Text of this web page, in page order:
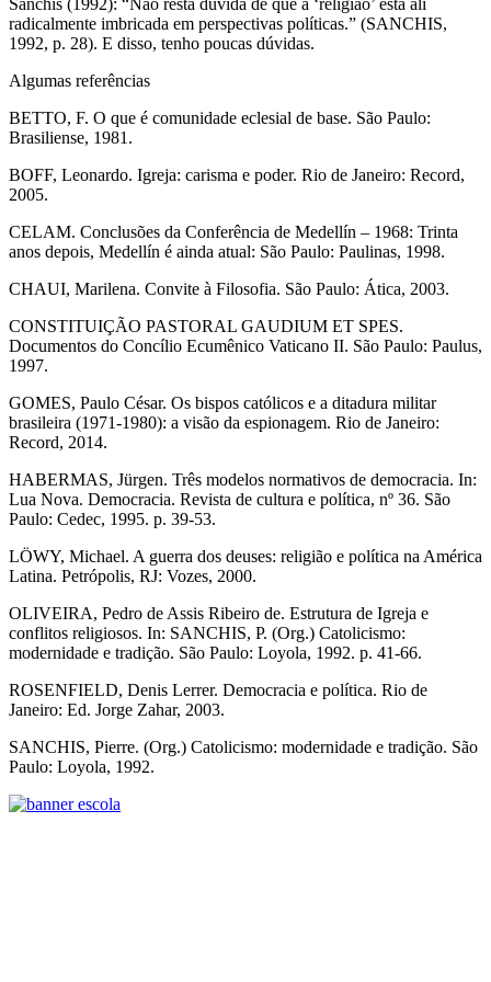
radicalmente imbricada em perspectivas políticas.” (SANCHIS,
1992, p. 28). E disso, tenho poucas dúvidas.
Algumas referências
BETTO, F. O que é comunidade eclesial de base. São Paulo:
Brasiliense, 1981.
BOFF, Leonardo. Igreja: carisma e poder. Rio de Janeiro: Record,
2005.
CELAM. Conclusões da Conferência de Medellín – 1968: Trinta
anos depois, Medellín é ainda atual: São Paulo: Paulinas, 1998.
CHAUI, Marilena. Convite à Filosofia. São Paulo: Ática, 2003.
CONSTITUIÇÃO PASTORAL GAUDIUM ET SPES.
Documentos do Concílio Ecumênico Vaticano II. São Paulo: Paulus,
1997.
GOMES, Paulo César. Os bispos católicos e a ditadura militar
brasileira (1971-1980): a visão da espionagem. Rio de Janeiro:
Record, 2014.
HABERMAS, Jürgen. Três modelos normativos de democracia. In:
Lua Nova. Democracia. Revista de cultura e política, nº 36. São
Paulo: Cedec, 1995. p. 39-53.
LÖWY, Michael. A guerra dos deuses: religião e política na América
Latina. Petrópolis, RJ: Vozes, 2000.
OLIVEIRA, Pedro de Assis Ribeiro de. Estrutura de Igreja e
conflitos religiosos. In: SANCHIS, P. (Org.) Catolicismo:
modernidade e tradição. São Paulo: Loyola, 1992. p. 41-66.
ROSENFIELD, Denis Lerrer. Democracia e política. Rio de
Janeiro: Ed. Jorge Zahar, 2003.
SANCHIS, Pierre. (Org.) Catolicismo: modernidade e tradição. São
Paulo: Loyola, 1992.